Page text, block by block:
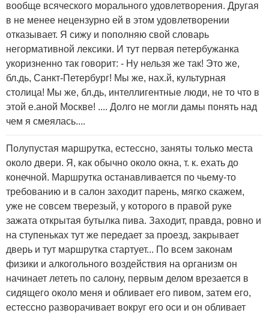
вообще всяческого морального удовлетворения. Другая
в не менее нецензурно ей в этом удовлетворении
отказывает. Я сижу и пополняю свой словарь
негормативной лексики. И тут первая петербужанка
укоризненно так говорит: - Ну нельзя же так! Это же,
бл.дь, Санкт-Петербург! Мы же, нах.й, культурная
столица! Мы же, бл.дь, интеллигентные люди, не то что в
этой е.аной Москве! .... Долго не могли дамы понять над
чем я смеялась....
Полупустая маршрутка, естессно, заняты только места
около двери. Я, как обычно около окна, т. к. ехать до
конечной. Маршрутка останавливается по чьему-то
требованию и в салон заходит парень, мягко скажем,
уже не совсем тверезый, у которого в правой руке
зажата открытая бутылка пива. Заходит, правда, ровно и
на ступеньках тут же передает за проезд, закрывает
дверь и тут маршрутка стартует... По всем законам
физики и алкогольного воздействия на организм он
начинает лететь по салону, первым делом врезается в
сидящего около меня и обливает его пивом, затем его,
естессно разворачивает вокруг его оси и он обливает